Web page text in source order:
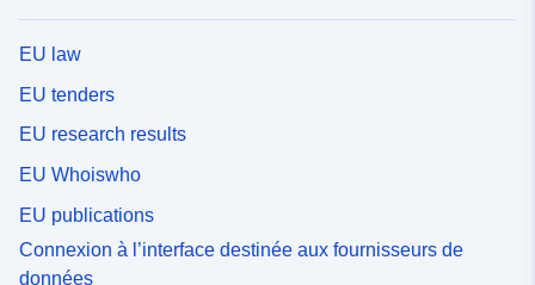
EU law
EU tenders
EU research results
EU Whoiswho
EU publications
Connexion à l’interface destinée aux fournisseurs de
données